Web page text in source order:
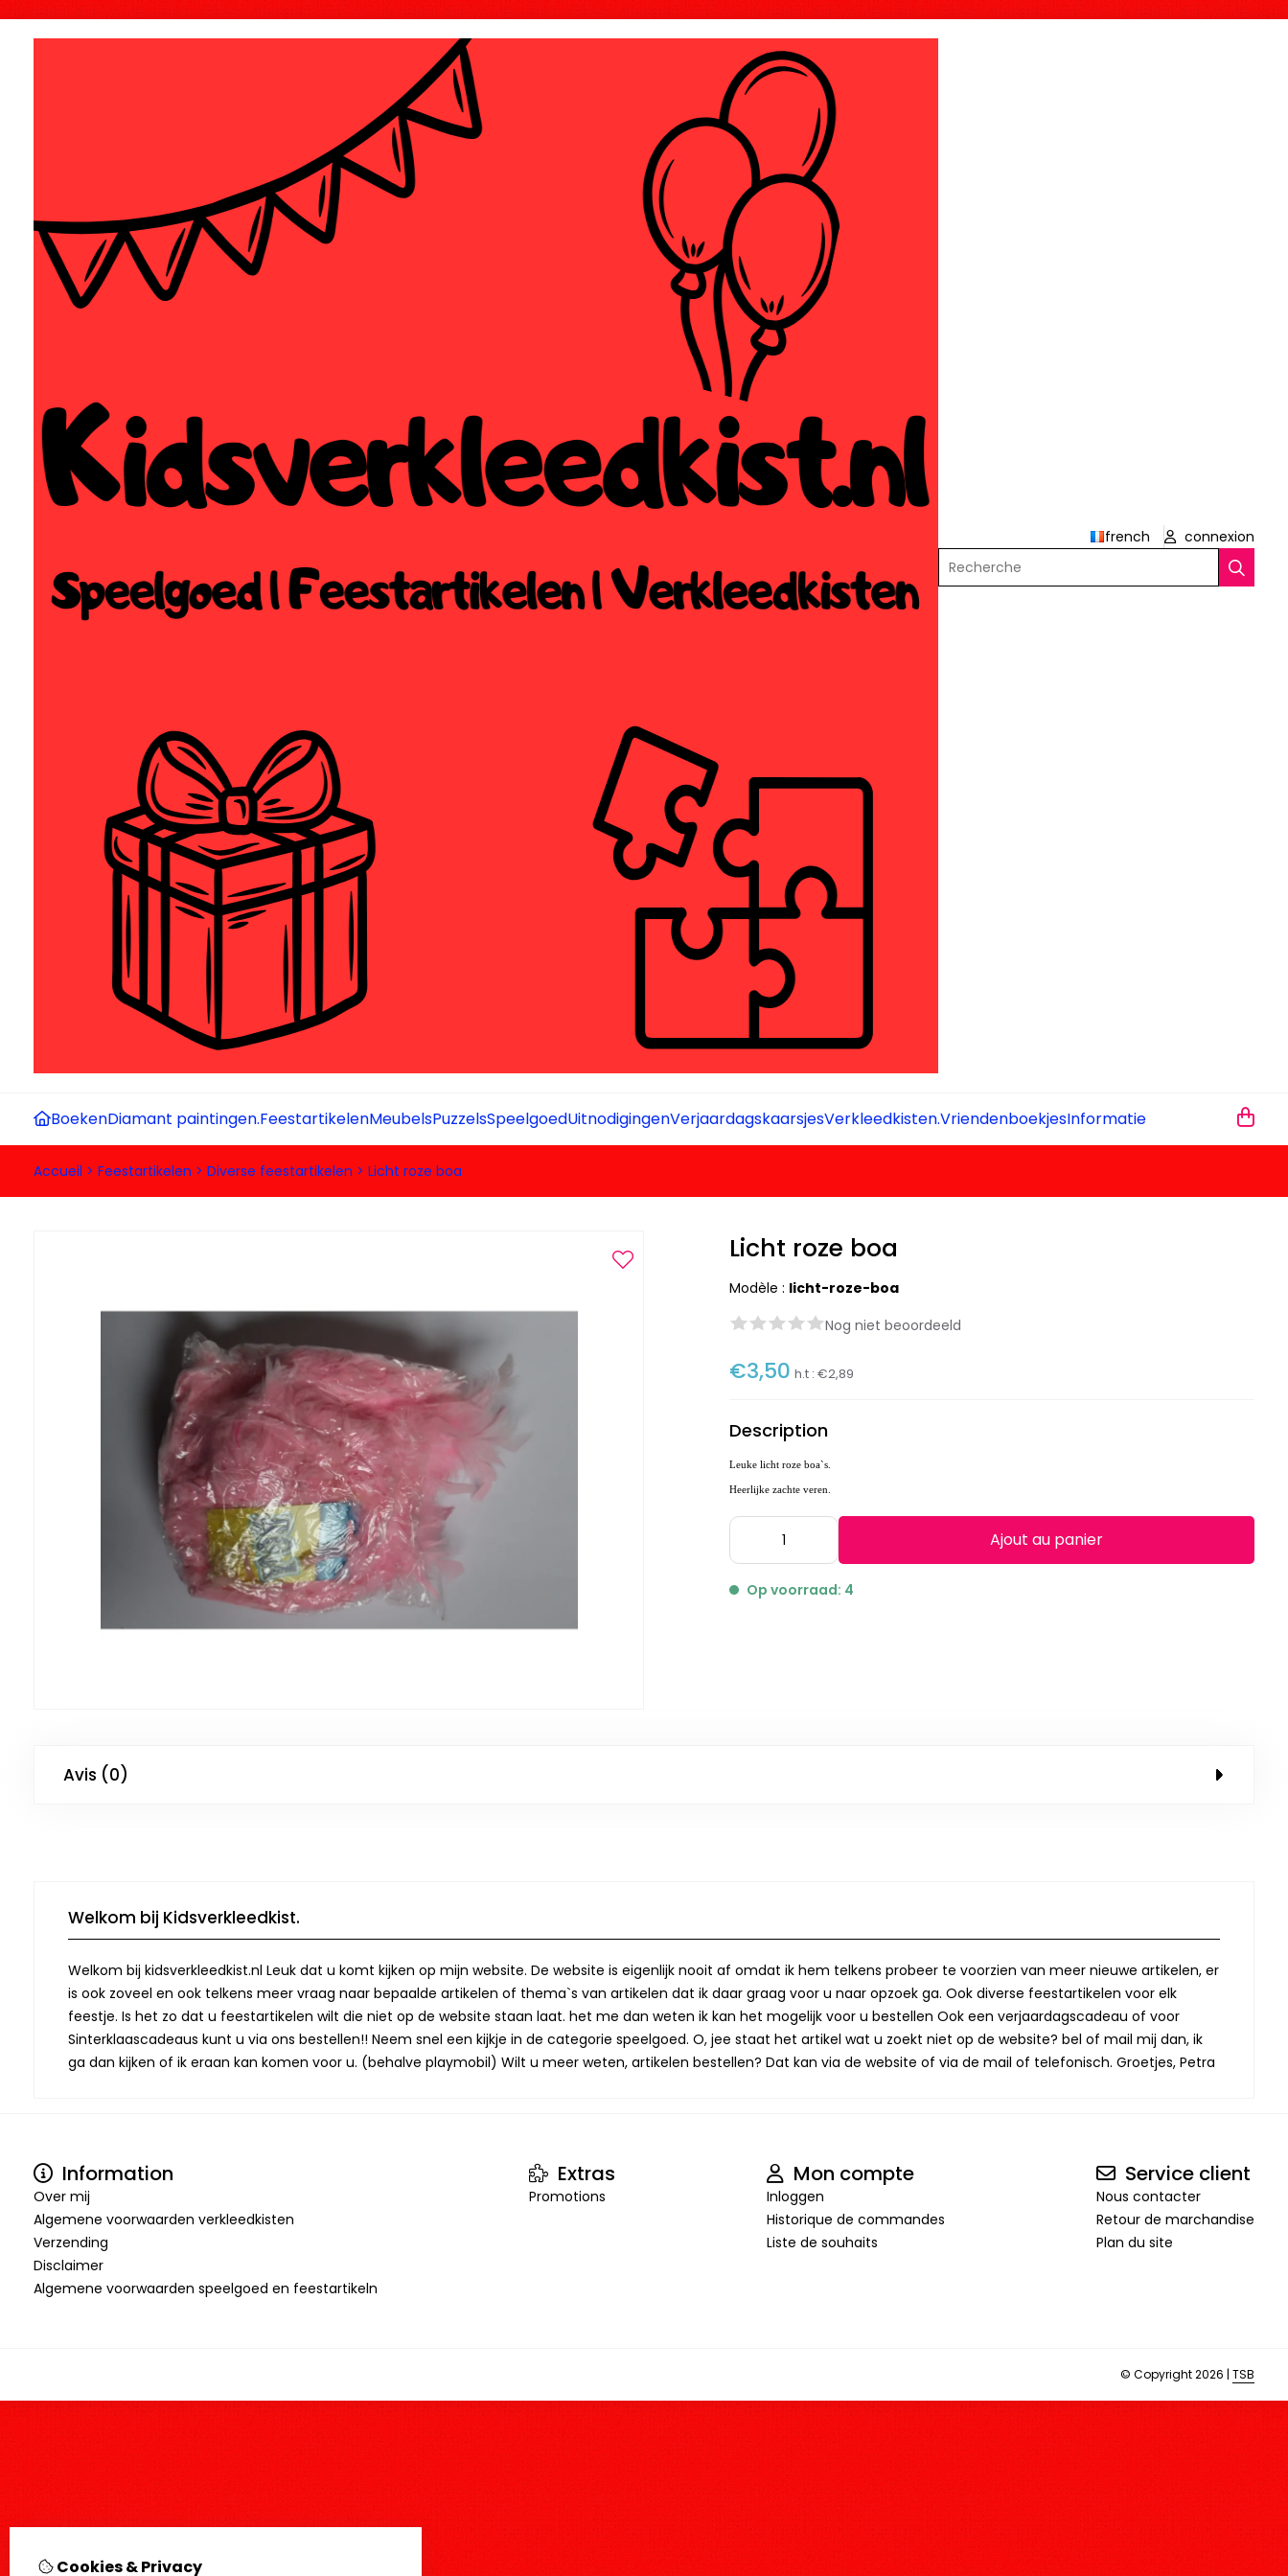
french
connexion
Recherche
BoekenDiamant paintingen.FeestartikelenMeubelsPuzzelsSpeelgoedUitnodigingenVerjaardagskaarsjesVerkleedkisten.VriendenboekjesInformatie
Accueil > Feestartikelen > Diverse feestartikelen > Licht roze boa
Licht roze boa
Modèle : licht-roze-boa
Nog niet beoordeeld
€3,50 h.t :€2,89
Description
Leuke licht roze boa`s.
Heerlijke zachte veren.
Ajout au panier
Op voorraad: 4
Avis (0)
Welkom bij Kidsverkleedkist.
Welkom bij kidsverkleedkist.nl Leuk dat u komt kijken op mijn website. De website is eigenlijk nooit af omdat ik hem telkens probeer te voorzien van meer nieuwe artikelen, er
is ook zoveel en ook telkens meer vraag naar bepaalde artikelen of thema`s van artikelen dat ik daar graag voor u naar opzoek ga. Ook diverse feestartikelen voor elk
feestje. Is het zo dat u feestartikelen wilt die niet op de website staan laat. het me dan weten ik kan het mogelijk voor u bestellen Ook een verjaardagscadeau of voor
Sinterklaascadeaus kunt u via ons bestellen!! Neem snel een kijkje in de categorie speelgoed. O, jee staat het artikel wat u zoekt niet op de website? bel of mail mij dan, ik
ga dan kijken of ik eraan kan komen voor u. (behalve playmobil) Wilt u meer weten, artikelen bestellen? Dat kan via de website of via de mail of telefonisch. Groetjes, Petra
Information
Over mij
Algemene voorwaarden verkleedkisten
Verzending
Disclaimer
Algemene voorwaarden speelgoed en feestartikeln
Extras
Promotions
Mon compte
Inloggen
Historique de commandes
Liste de souhaits
Service client
Nous contacter
Retour de marchandise
Plan du site
© Copyright 2026 | TSB
Cookies & Privacy